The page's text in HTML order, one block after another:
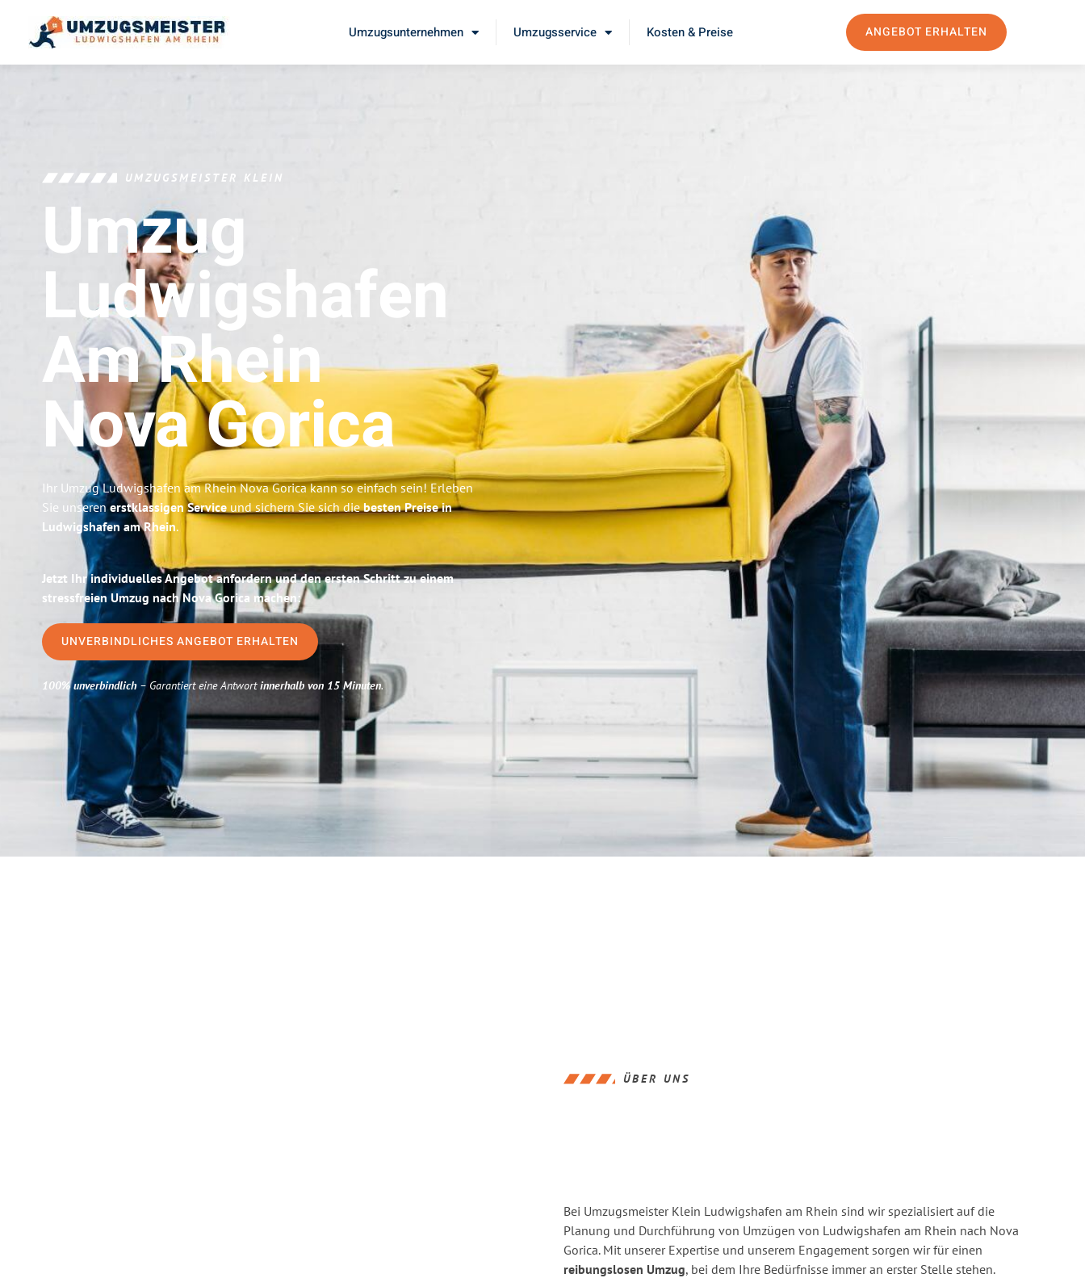
Umzugsunternehmen Umzugsservice Kosten & Preise ANGEBOT ERHALTEN
UMZUGSMEISTER KLEIN
Umzug
Ludwigshafen
Am Rhein
Nova Gorica
Ihr Umzug Ludwigshafen am Rhein Nova Gorica kann so einfach sein! Erleben
Sie unserenerstklassigen Serviceund sichern Sie sich diebesten Preise in
Ludwigshafen am Rhein.
Jetzt Ihr individuelles Angebot anfordern und den ersten Schritt zu einem
stressfreien Umzug nach Nova Gorica machen:
UNVERBINDLICHES ANGEBOT ERHALTEN
100% unverbindlich– Garantiert eine Antwortinnerhalb von 15 Minuten.
ÜBER UNS
Bei Umzugsmeister Klein Ludwigshafen am Rhein sind wir spezialisiert auf die
Planung und Durchführung von Umzügen von Ludwigshafen am Rhein nach Nova
Gorica. Mit unserer Expertise und unserem Engagement sorgen wir für einen
reibungslosen Umzug, bei dem Ihre Bedürfnisse immer an erster Stelle stehen.